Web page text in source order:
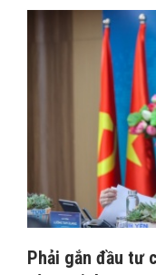
Phải gắn đầu tư